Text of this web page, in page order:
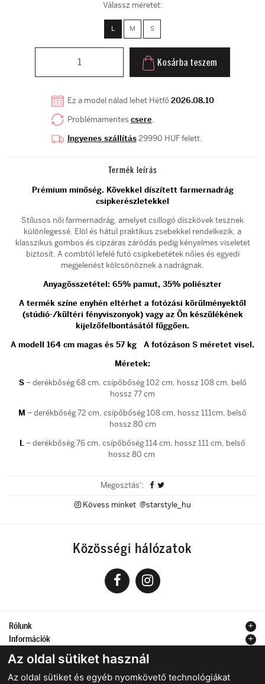
Az oldal sütiket használ
Az oldal sütiket és egyéb nyomkövető technológiákat
Válassz méretet:
L M S
Kosárba teszem
Ez a model nálad lehet Hétfő 2026.08.10
Problémamentes csere.
Ingyenes szállítás29990 HUF felett.
Termék leírás
Prémium minőség. Kövekkel díszített farmernadrág
csipkerészletekkel
Stílusos női farmernadrág, amelyet csillogó díszkövek tesznek
különlegessé. Elöl és hátul praktikus zsebekkel rendelkezik, a
klasszikus gombos és cipzáras záródás pedig kényelmes viseletet
biztosít. A combtól lefelé futó csipkebetétek nőies és egyedi
megjelenést kölcsönöznek a nadrágnak.
Anyagösszetétel: 65% pamut, 35% poliészter
A termék színe enyhén eltérhet a fotózási körülményektől
(stúdió-/kültéri fényviszonyok) vagy az Ön készülékének
kijelzőfelbontásától függően.
A modell 164 cm magas és 57 kg A fotózáson S méretet visel.
Méretek:
S– derékbőség 68 cm, csípőbőség 102 cm, hossz 108 cm, belő
hossz 77 cm
M – derékbőség 72 cm, csípőbőség 108 cm, hossz 111cm, belső
hossz 80 cm
L – derékbőség 76 cm, csípőbőség 114 cm, hossz 111 cm, belső
hossz 80 cm
Megosztás':
Kövess minket @starstyle_hu
Közösségi hálózatok
Rólunk
Információk
Kapcsolat